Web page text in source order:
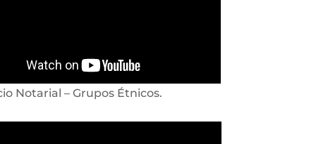
Notarial – Grupos Étnicos.